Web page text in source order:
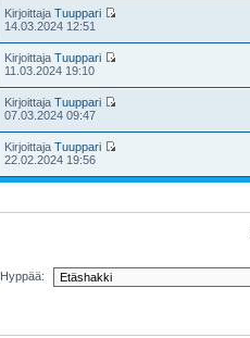
KirjoittajaTuuppari
14.03.2024 12:51
KirjoittajaTuuppari
11.03.2024 19:10
KirjoittajaTuuppari
07.03.2024 09:47
KirjoittajaTuuppari
22.02.2024 19:56
Hyppää: